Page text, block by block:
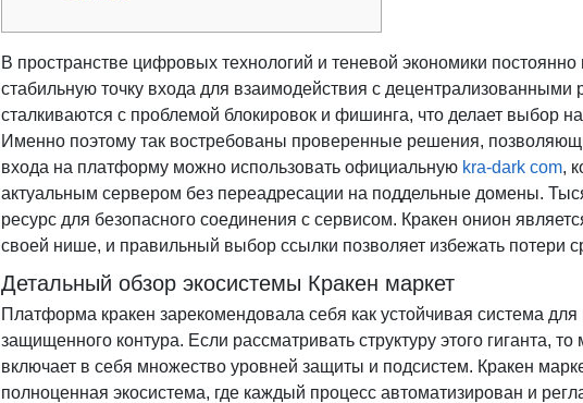
В пространстве цифровых технологий и теневой экономики
стабильную точку входа для взаимодействия с децентрализованными
сталкиваются с проблемой блокировок и фишинга, что делает выбор
Именно поэтому так востребованы проверенные решения,
входа на платформу можно использовать официальную kra-dark com,
актуальным сервером без переадресации на поддельные домены.
ресурс для безопасного соединения с сервисом. Кракен онион
своей нише, и правильный выбор ссылки позволяет избежать потери
Детальный обзор экосистемы Кракен маркет
Платформа кракен зарекомендовала себя как устойчивая система
защищенного контура. Если рассматривать структуру этого гиганта,
включает в себя множество уровней защиты и подсистем. Кракен
полноценная экосистема, где каждый процесс автоматизирован и